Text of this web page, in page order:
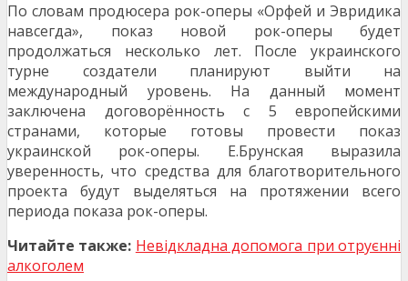
По словам продюсера рок-оперы «Орфей и Эвридика
навсегда», показ новой рок-оперы будет
продолжаться несколько лет. После украинского
турне создатели планируют выйти на
международный уровень. На данный момент
заключена договорённость с 5 европейскими
странами, которые готовы провести показ
украинской рок-оперы. Е.Брунская выразила
уверенность, что средства для благотворительного
проекта будут выделяться на протяжении всего
периода показа рок-оперы.
Читайте также: Невідкладна допомога при отруєнні
алкоголем